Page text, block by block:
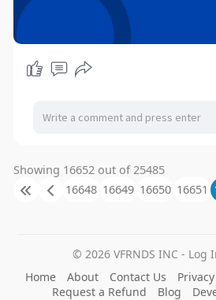
Showing 16652 out of 25485
16648 16649 16650 16651
© 2026 VFRNDS INC - Log
Home
About Contact Us
Request a Refund
Blog